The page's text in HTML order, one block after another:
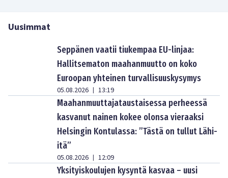
Uusimmat
Seppänen vaatii tiukempaa EU-linjaa:
Hallitsematon maahanmuutto on koko
Euroopan yhteinen turvallisuuskysymys
05.08.2026 | 13:19
Maahanmuuttajataustaisessa perheessä
kasvanut nainen kokee olonsa vieraaksi
Helsingin Kontulassa: ”Tästä on tullut Lähi-
itä”
05.08.2026 | 12:09
Yksityiskoulujen kysyntä kasvaa – uusi